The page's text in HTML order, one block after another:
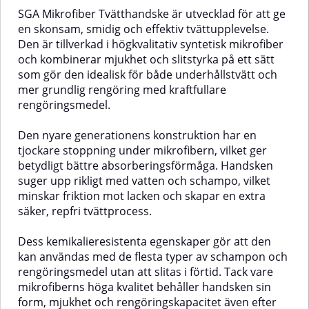
risken för virvlar och repor under
tvättprocessen.✅ Fördelar med
Bear Claw tvätthandskeFångar
effektivt upp smuts och partiklar
utan att repa lackenExtra mjuk
syntetisk päls för skonsam
rengöringHåller mycket vatten
och schampo för bättre glidLång
livslängd – tål upprepad
Bear Claw tvätthandskeSå här
använder du
tvätthandskenAnvänd två-
hinksmetoden: fyll en hink med
vatten och bilschampo, och den
andra med rent sköljvatten.Skölj
bilen innan tvätt. Tvätta därefter i
långa, raka drag med
Claw-handsken.Efter en eller två
paneler, doppa handsken i
hinken med rent vatten för att
lossa smutsen, och vrid ur den.Gå
tillbaka till tvålhinken och fortsätt
om fordonet är lackskyddat eller
obehandlat.Den integrerade
remmen på baksidan är en av
produktens största fördelar.
Genom att trä handen i remmen
får du ett stabilt grepp som
förhindrar att svampen tappas i
marken, vilket är en vanlig orsak
att svampen ligger bekvämt i
handen och är lätt att manövrera
över större och mindre ytor.Den
höga absorptionsförmågan gör
tvättprocessen både snabbare
och mer behaglig, då svampen
– en tur i tvättmaskinen och
svampen blir som ny igen.Detta
är ett pålitligt och hållbart
verktyg för daglig bilvård, perfekt
för dig som vill göra tvätten både
SGA Mikrofiber Tvätthandske är utvecklad för att ge
en skonsam, smidig och effektiv tvättupplevelse.
Den är tillverkad i högkvalitativ syntetisk mikrofiber
och kombinerar mjukhet och slitstyrka på ett sätt
som gör den idealisk för både underhållstvätt och
mer grundlig rengöring med kraftfullare
rengöringsmedel.
Den nyare generationens konstruktion har en
tjockare stoppning under mikrofibern, vilket ger
betydligt bättre absorberingsförmåga. Handsken
suger upp rikligt med vatten och schampo, vilket
minskar friktion mot lacken och skapar en extra
säker, repfri tvättprocess.
Dess kemikalieresistenta egenskaper gör att den
kan användas med de flesta typer av schampon och
rengöringsmedel utan att slitas i förtid. Tack vare
mikrofiberns höga kvalitet behåller handsken sin
form, mjukhet och rengöringskapacitet även efter